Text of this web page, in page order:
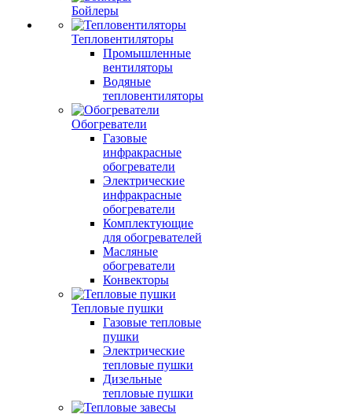
Бойлеры
Тепловентиляторы
Промышленные
вентиляторы
Водяные
тепловентиляторы
Обогреватели
Газовые
инфракрасные
обогреватели
Электрические
инфракрасные
обогреватели
Комплектующие
для обогревателей
Масляные
обогреватели
Конвекторы
Тепловые пушки
Газовые тепловые
пушки
Электрические
тепловые пушки
Дизельные
тепловые пушки